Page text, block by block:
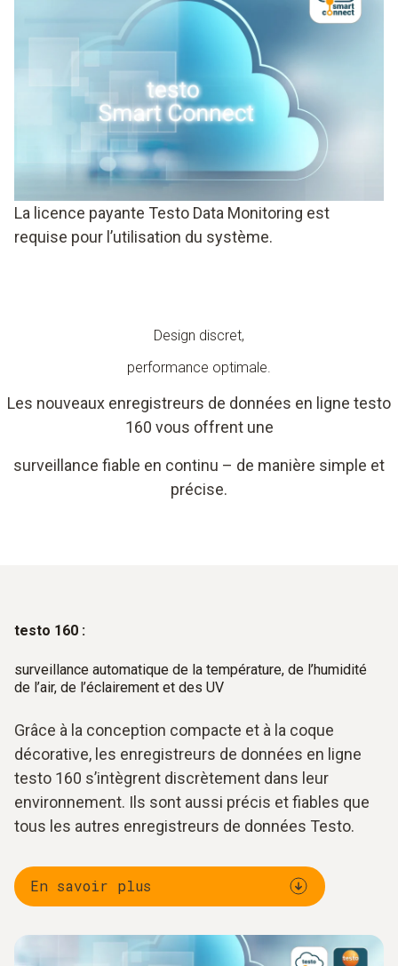
La licence payante Testo Data Monitoring est
requise pour l’utilisation du système.
Design discret,
performance optimale.
Les nouveaux enregistreurs de données en ligne testo
160 vous offrent une
surveillance fiable en continu – de manière simple et
précise.
testo 160 :
surveillance automatique de la température, de l’humidité
de l’air, de l’éclairement et des UV
Grâce à la conception compacte et à la coque
décorative, les enregistreurs de données en ligne
testo 160 s’intègrent discrètement dans leur
environnement. Ils sont aussi précis et fiables que
tous les autres enregistreurs de données Testo.
En savoir plus